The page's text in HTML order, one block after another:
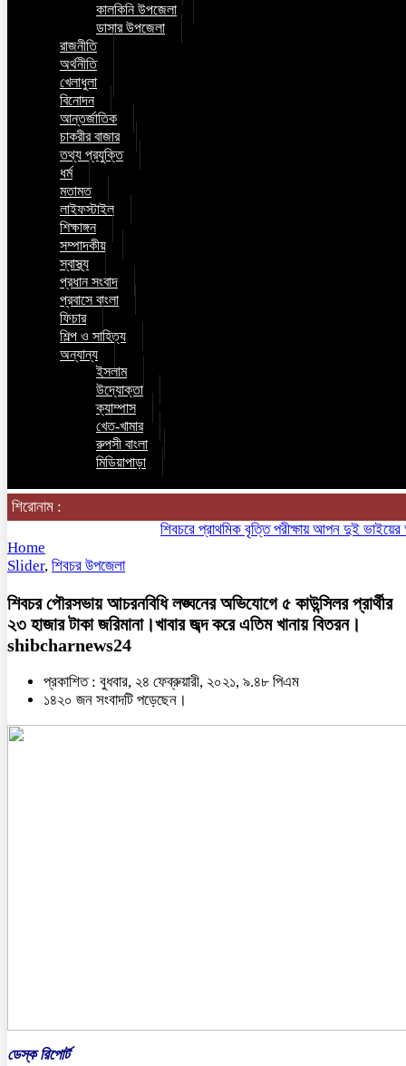
কালকিনি উপজেলা
ডাসার উপজেলা
রাজনীতি
অর্থনীতি
খেলাধুলা
বিনোদন
আন্তর্জাতিক
চাকরীর বাজার
তথ্য প্রযুক্তি
ধর্ম
মতামত
লাইফস্টাইল
শিক্ষাঙ্গন
সম্পাদকীয়
স্বাস্থ্য
প্রধান সংবাদ
প্রবাসে বাংলা
ফিচার
শিল্প ও সাহিত্য
অন্যান্য
ইসলাম
উদ্যোক্তা
ক্যাম্পাস
খেত-খামার
রুপসী বাংলা
মিডিয়াপাড়া
শিরোনাম :
শিবচরে প্রাথমিক বৃত্তি পরীক্ষায় আপন দুই ভাইয়ের
Home
Slider, শিবচর উপজেলা
শিবচর পৌরসভায় আচরনবিধি লঙ্ঘনের অভিযোগে ৫ কাউন্সিলর প্রার্থীর
২৩ হাজার টাকা জরিমানা।খাবার জব্দ করে এতিম খানায় বিতরন।
shibcharnews24
প্রকাশিত : বুধবার, ২৪ ফেব্রুয়ারী, ২০২১, ৯.৪৮ পিএম
১৪২০ জন সংবাদটি পড়েছেন।
ডেস্ক রিপোর্ট